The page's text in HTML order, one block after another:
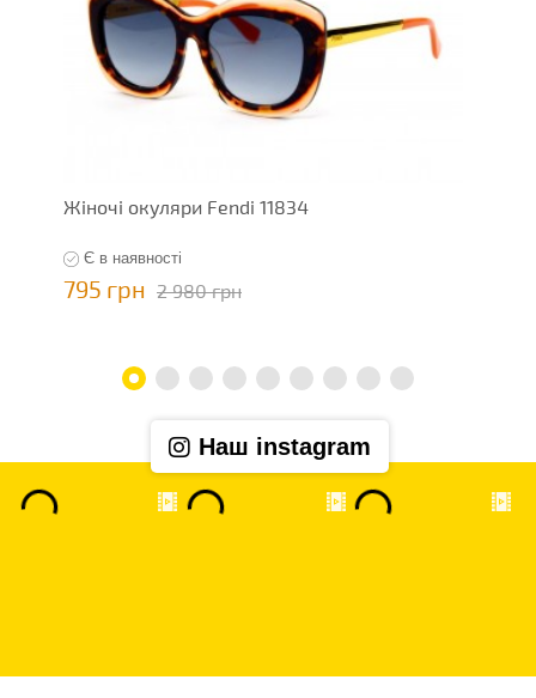
Жіночі окуляри Fendi 11834
Є в наявності
795 грн 2 980 грн
Наш instagram